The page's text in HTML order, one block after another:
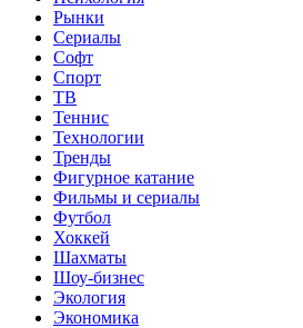
Рынки
Сериалы
Софт
Спорт
ТВ
Теннис
Технологии
Тренды
Фигурное катание
Фильмы и сериалы
Футбол
Хоккей
Шахматы
Шоу-бизнес
Экология
Экономика